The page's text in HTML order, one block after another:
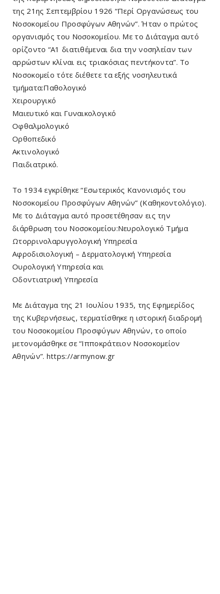
της 21ης Σεπτεμβρίου 1926 “Περί Οργανώσεως του
Νοσοκομείου Προσφύγων Αθηνών”. Ήταν ο πρώτος
οργανισμός του Νοσοκομείου. Με το Διάταγμα αυτό
ορίζοντο “Α1 διατιθέμεναι δια την νοσηλείαν των
αρρώστων κλίναι εις τριακόσιας πεντήκοντα”. Το
Νοσοκομείο τότε διέθετε τα εξής νοσηλευτικά
τμήματα:Παθολογικό
Χειρουργικό
Μαιευτικό και Γυναικολογικό
Οφθαλμολογικό
Ορθοπεδικό
Ακτινολογικό
Παιδιατρικό.
Το 1934 εγκρίθηκε “Εσωτερικός Κανονισμός του
Νοσοκομείου Προσφύγων Αθηνών” (Καθηκοντολόγιο).
Με το Διάταγμα αυτό προσετέθησαν εις την
διάρθρωση του Νοσοκομείου:Νευρολογικό Τμήμα
Ωτορρινολαρυγγολογική Υπηρεσία
Αφροδισιολογική – Δερματολογική Υπηρεσία
Ουρολογική Υπηρεσία και
Οδοντιατρική Υπηρεσία
Με Διάταγμα της 21 Ιουλίου 1935, της Εφημερίδος
της Κυβερνήσεως, τερματίσθηκε η ιστορική διαδρομή
του Νοσοκομείου Προσφύγων Αθηνών, το οποίο
μετονομάσθηκε σε “Ιπποκράτειον Νοσοκομείον
Αθηνών”. https://armynow.gr